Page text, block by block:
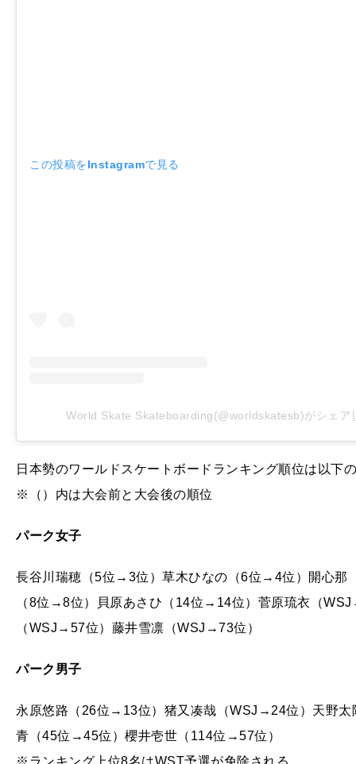
この投稿をInstagramで見る
World Skate Skateboarding(@worldskatesb)がシェア
日本勢のワールドスケートボードランキング順位は以下
※（）内は大会前と大会後の順位
パーク女子
長谷川瑞穂（5位→3位）草木ひなの（6位→4位）開心
（8位→8位）貝原あさひ（14位→14位）菅原琉衣（
（WSJ→57位）藤井雪凛（WSJ→73位）
パーク男子
永原悠路（26位→13位）猪又凑哉（WSJ→24位）天野
青（45位→45位）櫻井壱世（114位→57位）
※ランキング上位8名はWST予選が免除される。